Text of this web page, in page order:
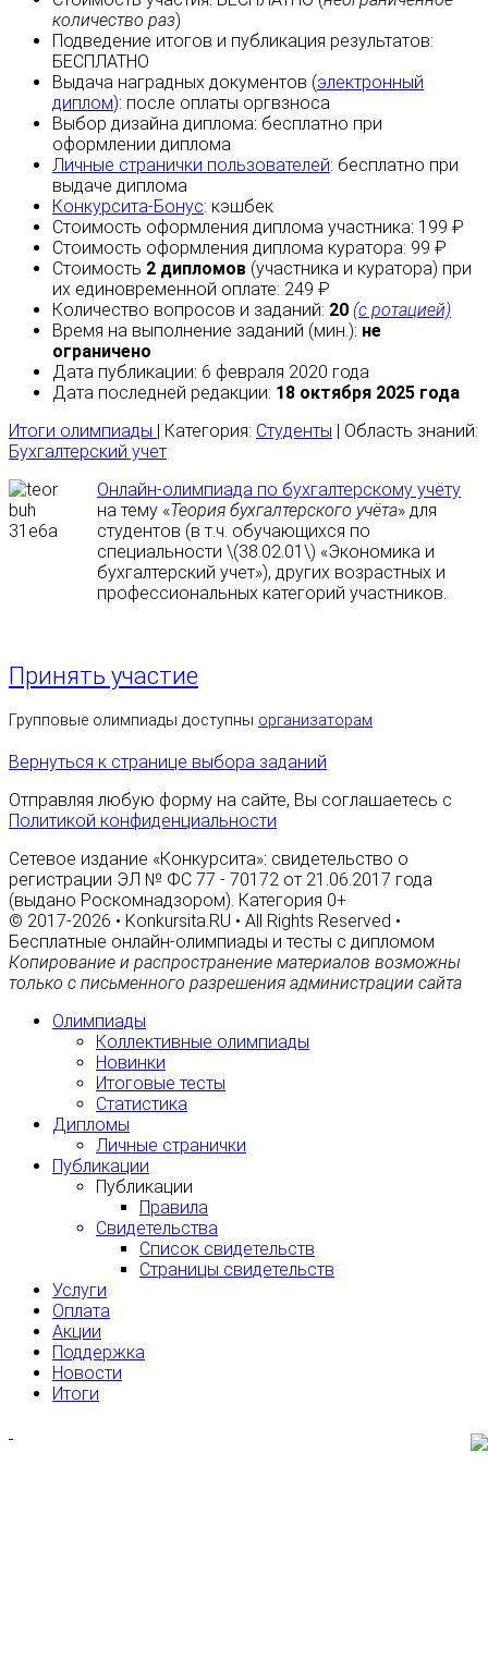
количество раз)
Подведение итогов и публикация результатов:
БЕСПЛАТНО
Выдача наградных документов (электронный
диплом): после оплаты оргвзноса
Выбор дизайна диплома: бесплатно при
оформлении диплома
Личные странички пользователей: бесплатно при
выдаче диплома
Конкурсита-Бонус: кэшбек
Стоимость оформления диплома участника: 199 ₽
Стоимость оформления диплома куратора: 99 ₽
Стоимость 2 дипломов (участника и куратора) при
их единовременной оплате: 249 ₽
Количество вопросов и заданий: 20 (с ротацией)
Время на выполнение заданий (мин.): не
ограничено
Дата публикации: 6 февраля 2020 года
Дата последней редакции: 18 октября 2025 года
Итоги олимпиады
| Категория: Студенты | Область знаний:
Бухгалтерский учет
Онлайн-олимпиада по бухгалтерскому учёту
на тему «Теория бухгалтерского учёта» для
студентов (в т.ч. обучающихся по
специальности \(38.02.01\) «Экономика и
бухгалтерский учет»), других возрастных и
профессиональных категорий участников.
Принять участие
Групповые олимпиады доступны организаторам
Вернуться к странице выбора заданий
Отправляя любую форму на сайте, Вы соглашаетесь с
Политикой конфиденциальности
Сетевое издание «Конкурсита»: свидетельство о
регистрации ЭЛ № ФС 77 - 70172 от 21.06.2017 года
(выдано Роскомнадзором). Категория 0+
© 2017-2026 • Konkursita.RU • All Rights Reserved •
Бесплатные онлайн-олимпиады и тесты с дипломом
Копирование и распространение материалов возможны
только с письменного разрешения администрации сайта
Олимпиады
Коллективные олимпиады
Новинки
Итоговые тесты
Статистика
Дипломы
Личные странички
Публикации
Публикации
Правила
Свидетельства
Список свидетельств
Страницы свидетельств
Услуги
Оплата
Акции
Поддержка
Новости
Итоги